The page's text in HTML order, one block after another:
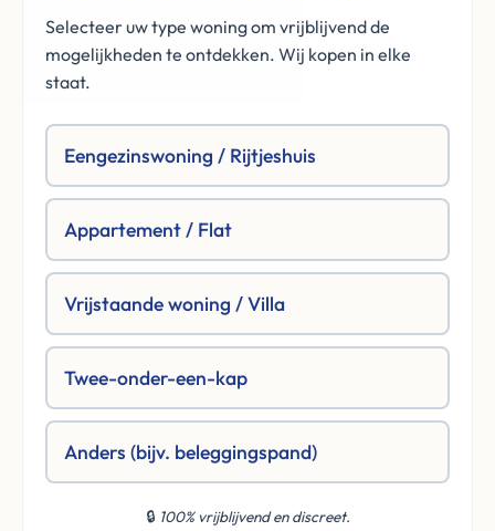
Selecteer uw type woning om vrijblijvend de
mogelijkheden te ontdekken. Wij kopen in elke
staat.
Eengezinswoning / Rijtjeshuis
Appartement / Flat
Vrijstaande woning / Villa
Twee-onder-een-kap
Anders (bijv. beleggingspand)
🔒 100% vrijblijvend en discreet.